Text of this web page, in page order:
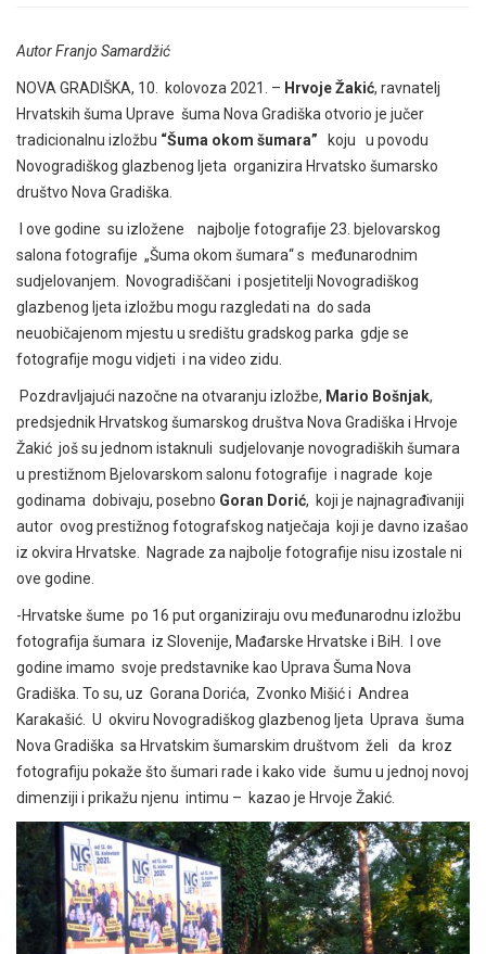
Autor Franjo Samardžić
NOVA GRADIŠKA, 10. kolovoza 2021. – Hrvoje Žakić, ravnatelj
Hrvatskih šuma Uprave šuma Nova Gradiška otvorio je jučer
tradicionalnu izložbu “Šuma okom šumara” koju u povodu
Novogradiškog glazbenog ljeta organizira Hrvatsko šumarsko
društvo Nova Gradiška.
I ove godine su izložene najbolje fotografije 23. bjelovarskog
salona fotografije „Šuma okom šumara“ s međunarodnim
sudjelovanjem. Novogradiščani i posjetitelji Novogradiškog
glazbenog ljeta izložbu mogu razgledati na do sada
neuobičajenom mjestu u središtu gradskog parka gdje se
fotografije mogu vidjeti i na video zidu.
Pozdravljajući nazočne na otvaranju izložbe, Mario Bošnjak,
predsjednik Hrvatskog šumarskog društva Nova Gradiška i Hrvoje
Žakić još su jednom istaknuli sudjelovanje novogradiških šumara
u prestižnom Bjelovarskom salonu fotografije i nagrade koje
godinama dobivaju, posebno Goran Dorić, koji je najnagrađivaniji
autor ovog prestižnog fotografskog natječaja koji je davno izašao
iz okvira Hrvatske. Nagrade za najbolje fotografije nisu izostale ni
ove godine.
-Hrvatske šume po 16 put organiziraju ovu međunarodnu izložbu
fotografija šumara iz Slovenije, Mađarske Hrvatske i BiH. I ove
godine imamo svoje predstavnike kao Uprava Šuma Nova
Gradiška. To su, uz Gorana Dorića, Zvonko Mišić i Andrea
Karakašić. U okviru Novogradiškog glazbenog ljeta Uprava šuma
Nova Gradiška sa Hrvatskim šumarskim društvom želi da kroz
fotografiju pokaže što šumari rade i kako vide šumu u jednoj novoj
dimenziji i prikažu njenu intimu – kazao je Hrvoje Žakić.